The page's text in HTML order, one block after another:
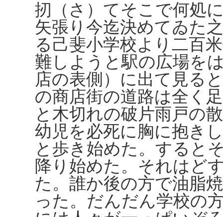
扨（さ）てそこで何処
矢張り今迄決めてゐた
る己斐小学校より二百
難しようと駅の広場を
店の表側）に出て見る
の商店街の道路は全く
と木切れの破片雨戸の
幼児を必死に胸に抱き
と歩き始めた。すると
降り始めた。それはど
た。誰か後の方で油脂
った。だんだん学校の